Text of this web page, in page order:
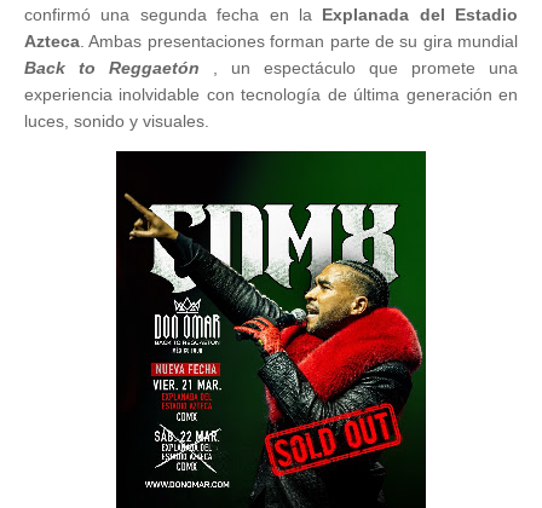
confirmó una segunda fecha en la Explanada del Estadio
Azteca. Ambas presentaciones forman parte de su gira mundial
Back to Reggaetón , un espectáculo que promete una
experiencia inolvidable con tecnología de última generación en
luces, sonido y visuales.